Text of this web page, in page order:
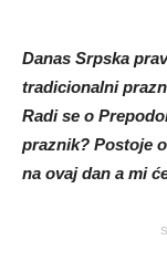
Danas Srpska
tradicionalni
Radi se o
praznik? Postoje
na ovaj dan a mi